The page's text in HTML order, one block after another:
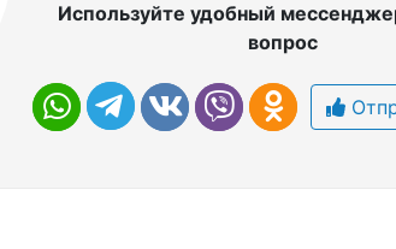
Используйте удобный
вопрос